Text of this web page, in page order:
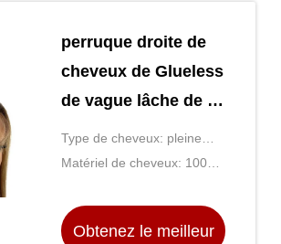
perruque droite de
cheveux de Glueless
de vague lâche de la
catégorie 7A pour
des femmes de
Type de cheveux: pleine
perruque de lacet
Matériel de cheveux: 100%
Obtenez le meilleur